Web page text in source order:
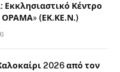
Εκκλησιαστικό Κέντρο
ΟΡΑΜΑ» (ΕΚ.ΚΕ.Ν.)
2026 από τον